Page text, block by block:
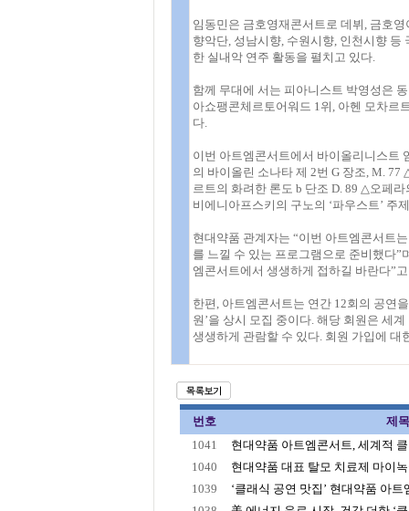
임동민은 금호영재콘서트로 데뷔, 금호
향악단, 성남시향, 수원시향, 인천시향
한 실내악 연주 활동을 펼치고 있다.
함께 무대에 서는 피아니스트 박영성은
아쇼팽콘체르토어워드 1위, 아헨 모차르
다.
이번 아트엠콘서트에서 바이올리니스트
의 바이올린 소나타 제 2번 G 장조, M.
르트의 화려한 론도 b 단조 D. 89 △오페
비에니아프스키의 구노의 ‘파우스트’ 주
현대약품 관계자는 “이번 아트엠콘서트
를 느낄 수 있는 프로그램으로 준비했다
엠콘서트에서 생생하게 접하길 바란다”
한편, 아트엠콘서트는 연간 12회의 공연
원’을 상시 모집 중이다. 해당 회원은 세
생생하게 관람할 수 있다. 회원 가입에
번호
제목
1041
현대약품 아트엠콘서트, 세계적
1040
현대약품 대표 탈모 치료제 마이
1039
‘클래식 공연 맛집’ 현대약품 아트